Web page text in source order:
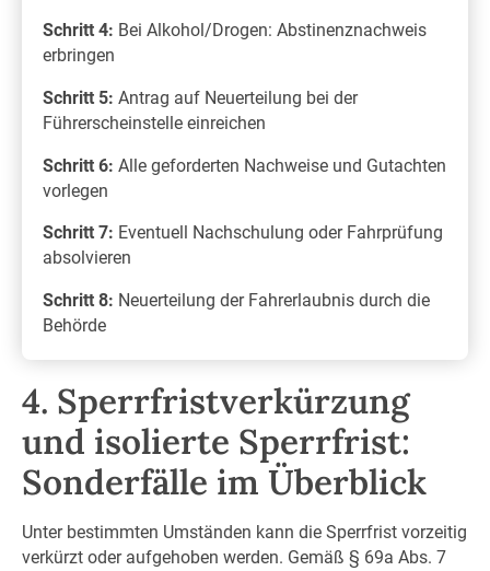
Schritt 4: Bei Alkohol/Drogen: Abstinenznachweis
erbringen
Schritt 5: Antrag auf Neuerteilung bei der
Führerscheinstelle einreichen
Schritt 6: Alle geforderten Nachweise und Gutachten
vorlegen
Schritt 7: Eventuell Nachschulung oder Fahrprüfung
absolvieren
Schritt 8: Neuerteilung der Fahrerlaubnis durch die
Behörde
4. Sperrfristverkürzung
und isolierte Sperrfrist:
Sonderfälle im Überblick
Unter bestimmten Umständen kann die Sperrfrist vorzeitig
verkürzt oder aufgehoben werden. Gemäß § 69a Abs. 7